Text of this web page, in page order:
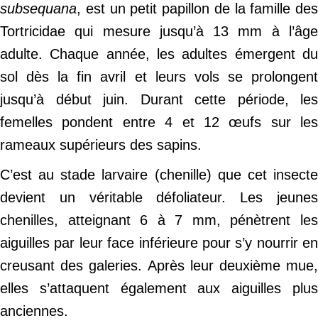
subsequana, est un petit papillon de la famille des
Tortricidae qui mesure jusqu’à 13 mm à l’âge
adulte. Chaque année, les adultes émergent du
sol dès la fin avril et leurs vols se prolongent
jusqu’à début juin. Durant cette période, les
femelles pondent entre 4 et 12 œufs sur les
rameaux supérieurs des sapins.
C’est au stade larvaire (chenille) que cet insecte
devient un véritable défoliateur. Les jeunes
chenilles, atteignant 6 à 7 mm, pénètrent les
aiguilles par leur face inférieure pour s’y nourrir en
creusant des galeries. Après leur deuxième mue,
elles s’attaquent également aux aiguilles plus
anciennes.